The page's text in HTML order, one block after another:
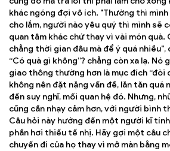
khác ngóng đợi vô ích. "Thường thì
cho lắm, người nào yêu quý thì mình sẽ
quan tâm khác chứ thay vì vài món quà.
chẳng thời gian đâu mà để ý quá nhiều",
“Có quà gì không”? chẳng còn xa lạ. Nó
giao thông thường hơn là mục đích “đòi
không nên đặt nặng vấn đề, lăn tăn quá
đến suy nghĩ, mối quan hệ đó. Nhưng,
cũng cần nhạy cảm hơn, với người bình
Câu hỏi này hướng đến một người kĩ
phần hơi thiếu tế nhị. Hãy gợi một câu
chuyến đi của họ thay vì mở màn bằng